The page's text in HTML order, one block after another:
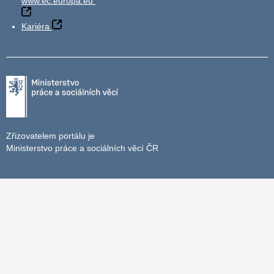
Kariéra
Zřizovatelem portálu je
Ministerstvo práce a sociálních věcí ČR